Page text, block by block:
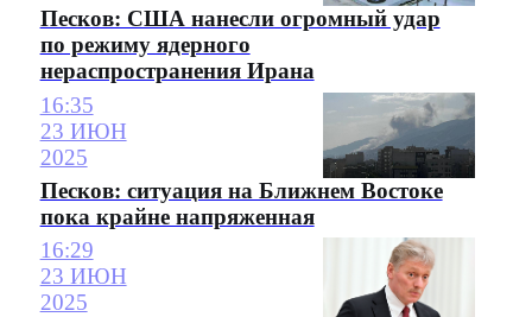
Песков: США нанесли огромный удар
по режиму ядерного
нераспространения Ирана
16:35
23 ИЮН
2025
Песков: ситуация на Ближнем Востоке
пока крайне напряженная
16:29
23 ИЮН
2025